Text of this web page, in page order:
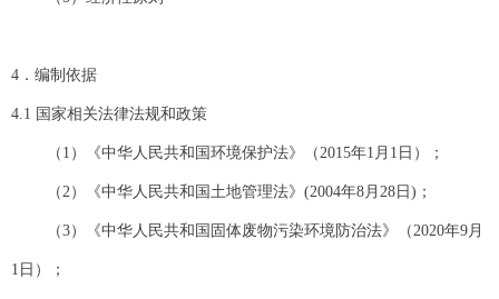
4．编制依据
4.1 国家相关法律法规和政策
（1）《中华人民共和国环境保护法》（2015年1月1日）；
（2）《中华人民共和国土地管理法》(2004年8月28日)；
（3）《中华人民共和国固体废物污染环境防治法》（2020年9月
1日）；